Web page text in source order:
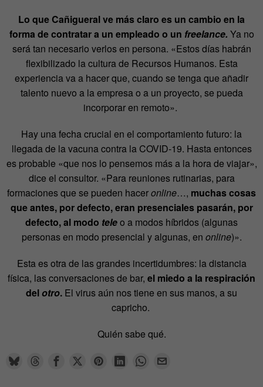
Lo que Cañigueral ve más claro es un cambio en la
forma de contratar a un empleado o un freelance. Ya no
será tan necesario verlos en persona. «Estos días habrán
flexibilizado la cultura de Recursos Humanos. Esta
experiencia va a hacer que, cuando se tenga que añadir
talento nuevo a la empresa o a un proyecto, se pueda
incorporar en remoto».
Hay una fecha crucial en el comportamiento futuro: la
llegada de la vacuna contra la COVID-19. Hasta entonces
es probable «que nos lo pensemos más a la hora de viajar»,
dice el consultor. «Para reuniones rutinarias, para
formaciones que se pueden haceronline…, muchas cosas
que antes, por defecto, eran presenciales pasarán, por
defecto, al modo teleo a modos híbridos (algunas
personas en modo presencial y algunas, en online)».
Esta es otra de las grandes incertidumbres: la distancia
física, las conversaciones de bar, el miedo a la respiración
delotro. El virus aún nos tiene en sus manos, a su
capricho.
Quién sabe qué.